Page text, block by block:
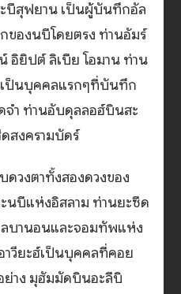
บีสุฟยาน เป็นผู้บันทึกอัล
ของนบีโดยตรง ท่านอัมร์
อิยิปต์ ลิเบีย โอมาน ท่าน
ป็นบุคคลแรกๆที่บันทึก
จำ ท่านอับดุลลอฮ์บินสะ
สงครามบัดร์
วงตาทั้งสองดวงของ
นบีแห่งอิสลาม ท่านยะซีด
บานอนและจอมทัพแห่ง
าวียะฮ์เป็นบุคคลที่คอย
าง มุฮัมมัดบินอะลีบิ